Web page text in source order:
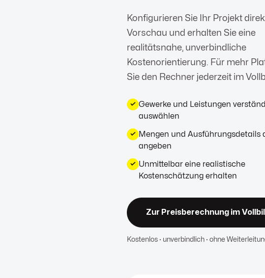
Konfigurieren Sie Ihr Projekt
Vorschau und erhalten Sie eine
realitätsnahe, unverbindliche
Kostenorientierung. Für mehr
Sie den Rechner jederzeit im
✓ Gewerke und Leistungen
auswählen
✓
Mengen und Ausführungsdetails
angeben
✓ Unmittelbar eine realistische
Kostenschätzung erhalten
Zur Preisberechnung im
Kostenlos · unverbindlich · ohne